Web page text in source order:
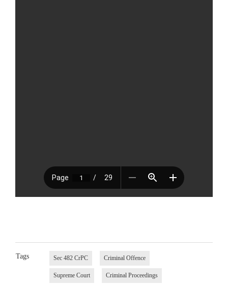
Tags Sec 482 CrPC Criminal Offence
Supreme Court Criminal Proceedings